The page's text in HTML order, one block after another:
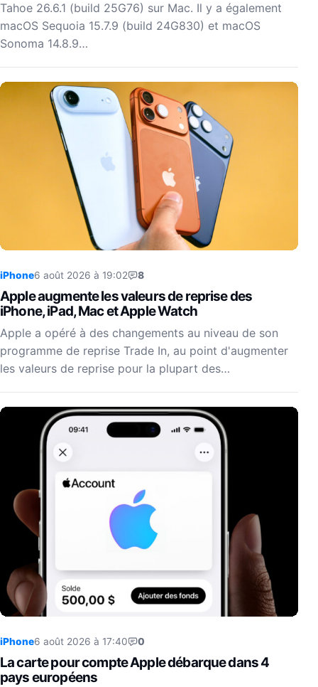
Tahoe 26.6.1 (build 25G76) sur Mac. Il y a également
macOS Sequoia 15.7.9 (build 24G830) et macOS
Sonoma 14.8.9…
iPhone6 août 2026 à 19:02 8
Apple augmente les valeurs de reprise des
iPhone, iPad, Mac et Apple Watch
Apple a opéré à des changements au niveau de son
programme de reprise Trade In, au point d'augmenter
les valeurs de reprise pour la plupart des…
iPhone6 août 2026 à 17:40 0
La carte pour compte Apple débarque dans 4
pays européens